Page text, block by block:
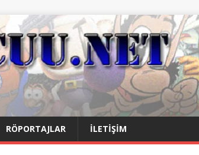
RÖPORTAJLAR İLETIŞIM